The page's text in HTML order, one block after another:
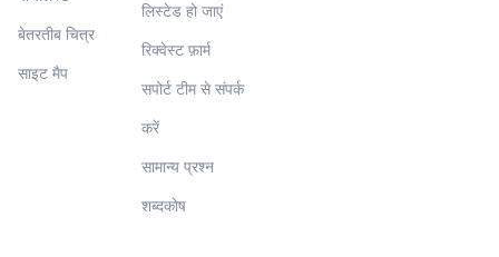
बेतरतीब चित्र
साइट मैप
लिस्टेड हो जाएं
रिक्वेस्ट फ़ार्म
सपोर्ट टीम से संपर्क
करें
सामान्य प्रश्न
शब्दकोष